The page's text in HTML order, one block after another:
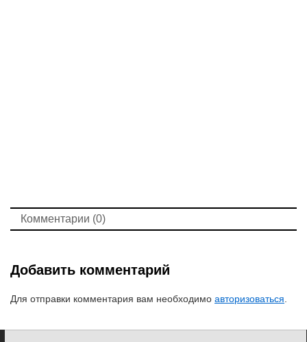
Комментарии (0)
Добавить комментарий
Для отправки комментария вам необходимо авторизоваться.